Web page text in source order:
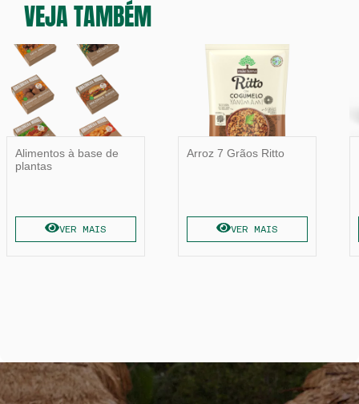
VEJA TAMBÉM
Alimentos à base de
plantas
VER MAIS
Arroz 7 Grãos Ritto
VER MAIS